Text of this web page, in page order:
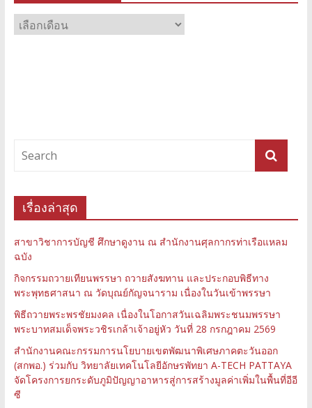
ข่าว
และ
เรื่องล่าสุด
สาขาวิชาการบัญชี ศึกษาดูงาน ณ สำนักงานศุลกากรท่าเรือแหลม
ฉบัง
กิจกรรมถวายเทียนพรรษา ถวายสังฆทาน และประกอบพิธีทาง
พระพุทธศาสนา ณ วัดบุณย์กัญจนาราม เนื่องในวันเข้าพรรษา
พิธีถวายพระพรชัยมงคล เนื่องในโอกาสวันเฉลิมพระชนมพรรษา
พระบาทสมเด็จพระวชิรเกล้าเจ้าอยู่หัว วันที่ 28 กรกฎาคม 2569
สำนักงานคณะกรรมการนโยบายเขตพัฒนาพิเศษภาคตะวันออก
(สกพอ.) ร่วมกับ วิทยาลัยเทคโนโลยีอักษรพัทยา A-TECH PATTAYA
จัดโครงการยกระดับภูมิปัญญาอาหารสู่การสร้างมูลค่าเพิ่มในพื้นที่อีอี
ซี